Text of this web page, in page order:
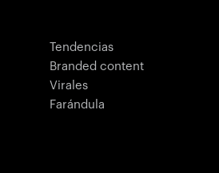
Tendencias
Branded content
Virales
Farándula